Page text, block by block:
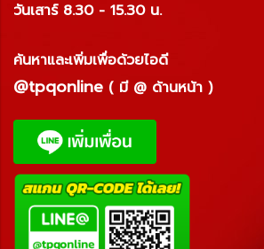
วันเสาร์ 8.30 - 15.30 น.
ค้นหาและเพิ่มเพื่อด้วยไอดี
@tpqonline ( มี @ ด้านหน้า )